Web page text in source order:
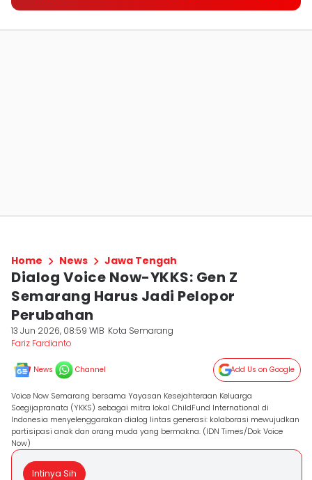
Home News Jawa Tengah
Dialog Voice Now-YKKS: Gen Z
Semarang Harus Jadi Pelopor
Perubahan
13 Jun 2026, 08:59 WIB Kota Semarang
Fariz Fardianto
News Channel Add Us on Google
Voice Now Semarang bersama Yayasan Kesejahteraan Keluarga
Soegijapranata (YKKS) sebagai mitra lokal ChildFund International di
Indonesia menyelenggarakan dialog lintas generasi: kolaborasi mewujudkan
partisipasi anak dan orang muda yang bermakna. (IDN Times/Dok Voice
Now)
Intinya Sih